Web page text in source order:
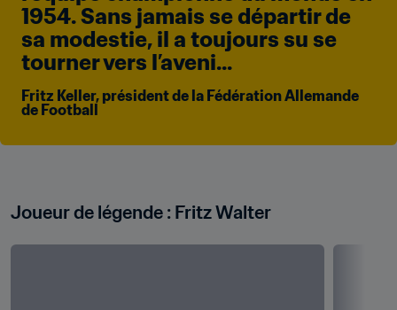
1954. Sans jamais se départir de
sa modestie, il a toujours su se
tourner vers l’aveni...
Fritz Keller, président de la Fédération Allemande
de Football
Joueur de légende : Fritz Walter